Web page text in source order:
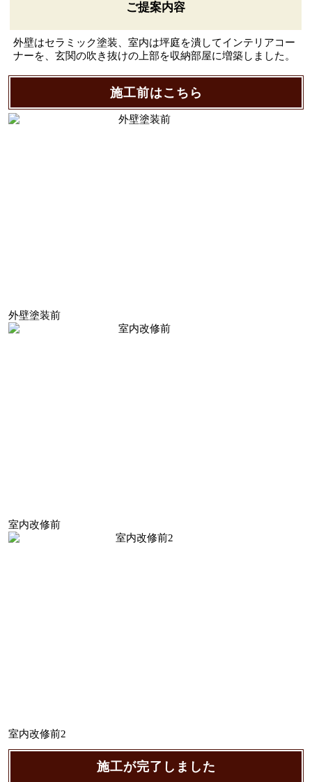
ご提案内容
外壁はセラミック塗装、室内は坪庭を潰してインテリアコー
ナーを、玄関の吹き抜けの上部を収納部屋に増築しました。
施工前はこちら
外壁塗装前
室内改修前
室内改修前2
施工が完了しました